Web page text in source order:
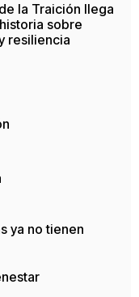
la Traición llega
sobre
resiliencia
ya no tienen